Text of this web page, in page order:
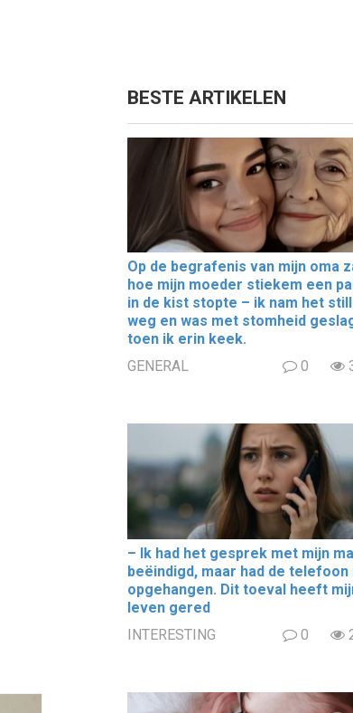
BESTE ARTIKELEN
Op de begrafenis van mijn oma
hoe mijn moeder stiekem een
in de kist stopte – ik nam het
weg en was met stomheid
toen ik erin keek.
GENERAL
0
– Ik had het gesprek met mijn
beëindigd, maar had de telefoon
opgehangen. Dit toeval heeft
leven gered
INTERESTING
0